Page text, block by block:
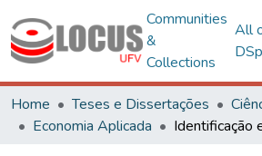
Communities
&
Collections
All
Home Teses e Dissertações
Economia Aplicada